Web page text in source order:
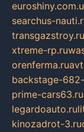
searchus-
transgazstroy.ru
xtreme-rp.ru
orenferma.ru
backstage-
prime-cars63.ru
legardoauto.ru
kinozadrot-3.ru